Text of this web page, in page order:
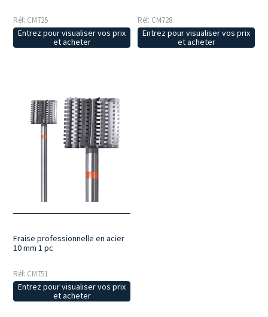
Réf: CM725
Entrez pour visualiser vos prix
et acheter
Réf: CM728
Entrez pour visualiser vos prix
et acheter
Fraise professionnelle en acier
10 mm 1 pc
Réf: CM751
Entrez pour visualiser vos prix
et acheter